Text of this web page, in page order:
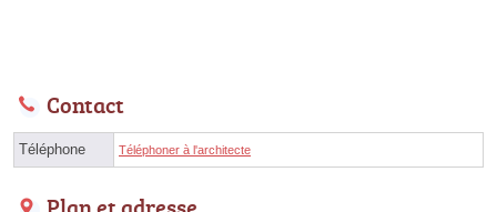
Contact
Téléphone Téléphoner à l'architecte